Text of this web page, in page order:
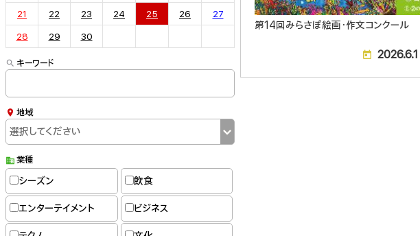
21 22 23 24 25 26 27
28 29 30
キーワード
地域
業種
シーズン 飲食
エンターテイメント ビジネス
第14回みらさぽ絵画・作文コンクール